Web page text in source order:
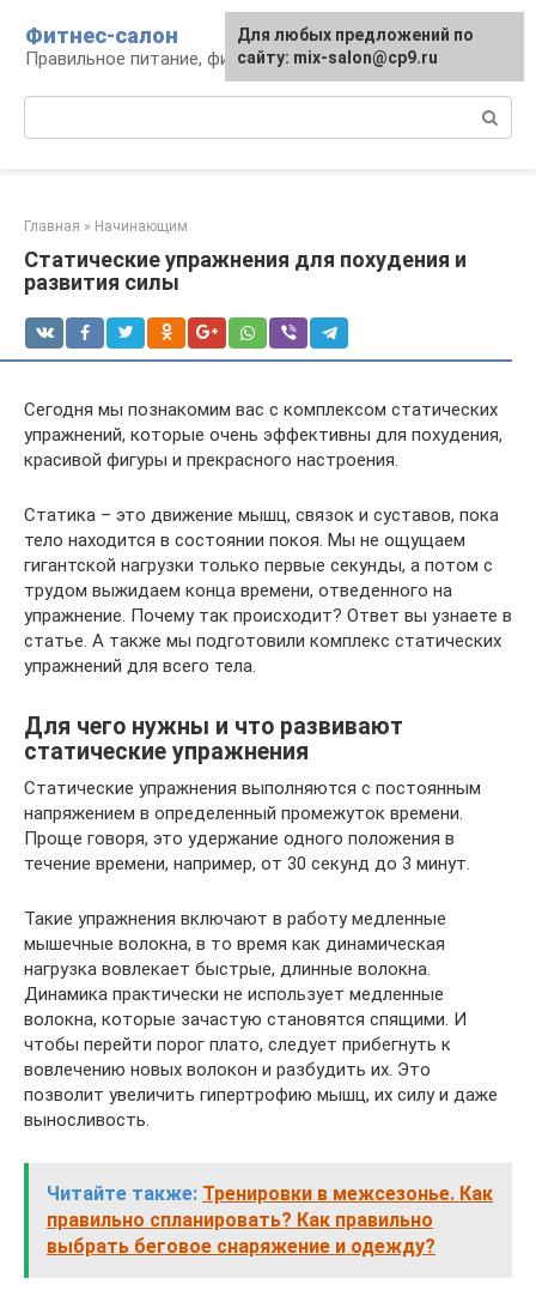
контенту
Фитнес-салон
Правильное питание, фитнес, образ жизни
Главная » Начинающим
Статические упражнения для похудения и
развития силы
Сегодня мы познакомим вас с комплексом статических
упражнений, которые очень эффективны для похудения,
красивой фигуры и прекрасного настроения.
Статика – это движение мышц, связок и суставов, пока
тело находится в состоянии покоя. Мы не ощущаем
гигантской нагрузки только первые секунды, а потом с
трудом выжидаем конца времени, отведенного на
упражнение. Почему так происходит? Ответ вы узнаете в
статье. А также мы подготовили комплекс статических
упражнений для всего тела.
Для чего нужны и что развивают
статические упражнения
Статические упражнения выполняются с постоянным
напряжением в определенный промежуток времени.
Проще говоря, это удержание одного положения в
течение времени, например, от 30 секунд до 3 минут.
Такие упражнения включают в работу медленные
мышечные волокна, в то время как динамическая
нагрузка вовлекает быстрые, длинные волокна.
Динамика практически не использует медленные
волокна, которые зачастую становятся спящими. И
чтобы перейти порог плато, следует прибегнуть к
вовлечению новых волокон и разбудить их. Это
позволит увеличить гипертрофию мышц, их силу и даже
выносливость.
Читайте также: Тренировки в межсезонье. Как
правильно спланировать? Как правильно
выбрать беговое снаряжение и одежду?
Для любых предложений по
сайту: mix-salon@cp9.ru